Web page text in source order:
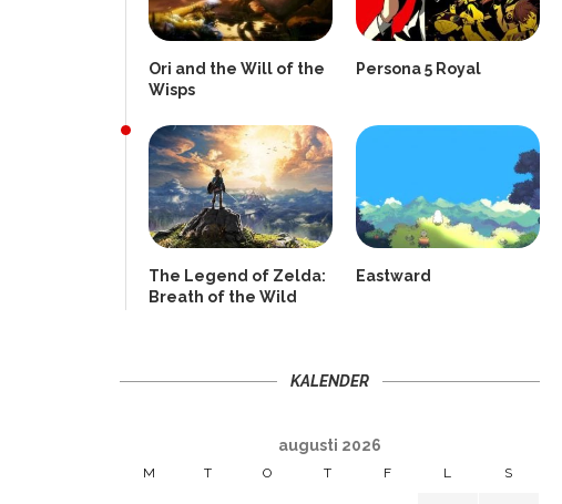
Ori and the Will of the
Wisps
Persona 5 Royal
The Legend of Zelda:
Breath of the Wild
Eastward
KALENDER
augusti 2026
M T O T F L S